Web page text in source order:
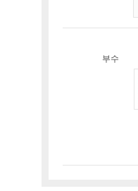
부수